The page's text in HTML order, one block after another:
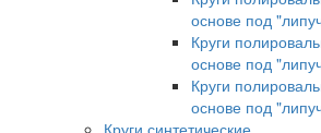
основе под
Круги
основе под
Круги
основе под
Круги синтетические